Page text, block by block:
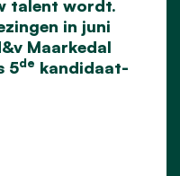
talent wordt.
in juni
Maarkedal
5de kandidaat-